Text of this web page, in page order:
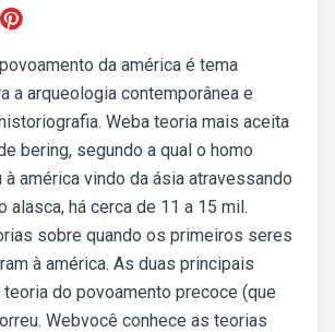
da américa é tema
a arqueologia contemporânea e
Weba teoria mais aceita
bering, segundo a qual o homo
américa vindo da ásia atravessando
alasca, há cerca de 11 a 15 mil.
sobre quando os primeiros seres
à américa. As duas principais
do povoamento precoce (que
Webvocê conhece as teorias